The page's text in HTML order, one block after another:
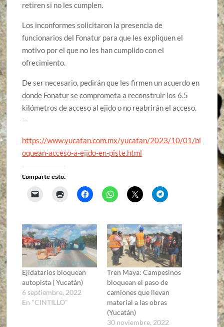
retiren si no les cumplen.
Los inconformes solicitaron la presencia de
funcionarios del Fonatur para que les expliquen el
motivo por el que no les han cumplido con el
ofrecimiento.
De ser necesario, pedirán que les firmen un acuerdo en
donde Fonatur se comprometa a reconstruir los 6.5
kilómetros de acceso al ejido o no reabrirán el acceso.
—
https://www.yucatan.com.mx/yucatan/2023/10/01/bl
oquean-acceso-a-ejido-en-piste.html
Comparte esto:
Ejidatarios bloquean
autopista ( Yucatán)
6 septiembre, 2022
En "CINTILLO"
Tren Maya: Campesinos
bloquean el paso de
camiones que llevan
material a las obras
(Yucatán)
30 noviembre, 2022